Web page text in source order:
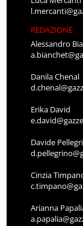
REDAZIONE
Alessandro
Danila Chenal
Erika David
Davide
Cinzia
Arianna